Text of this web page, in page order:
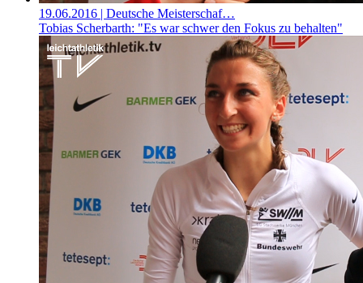
19.06.2016 | Deutsche Meisterschaf…
Tobias Scherbarth: "Es war schwer den Fokus zu behalten"